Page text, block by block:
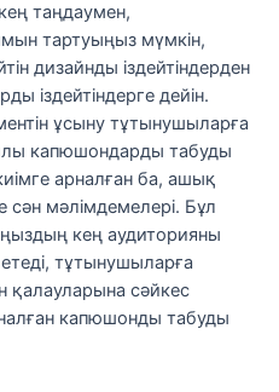
таңдаумен,
тартуыңыз мүмкін,
дизайнды іздейтіндерден
іздейтіндерге дейін.
ұсыну тұтынушыларға
капюшондарды табуды
арналған ба, ашық
сән мәлімдемелері. Бұл
кең аудиторияны
тұтынушыларға
қалауларына сәйкес
капюшонды табуды